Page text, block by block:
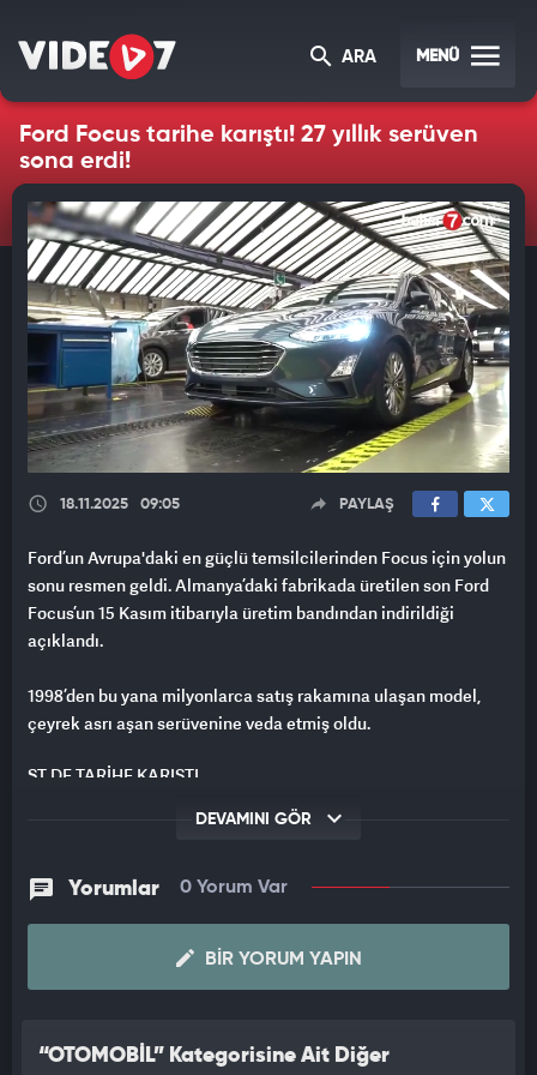
ARA MENÜ
Ford Focus tarihe karıştı! 27 yıllık serüven
sona erdi!
18.11.2025 09:05 PAYLAŞ
Ford’un Avrupa'daki en güçlü temsilcilerinden Focus için yolun
sonu resmen geldi. Almanya’daki fabrikada üretilen son Ford
Focus’un 15 Kasım itibarıyla üretim bandından indirildiği
açıklandı.
1998’den bu yana milyonlarca satış rakamına ulaşan model,
çeyrek asrı aşan serüvenine veda etmiş oldu.
ST DE TARİHE KARIŞTI
Focus ailesinin en performanslı versiyonu olan Focus ST'nin de
Mondeo ve Fiesta da emekli edilmişti
2022’de Mondeo’nun, 2023’te ise Fiesta’nın üretimi sona ermişti.
Focus’un üretiminin durdurulmasıyla birlikte, Avrupa’daki
DEVAMINI GÖR
Yorumlar 0 Yorum Var
BIR YORUM YAPIN
“OTOMOBİL” Kategorisine Ait Diğer